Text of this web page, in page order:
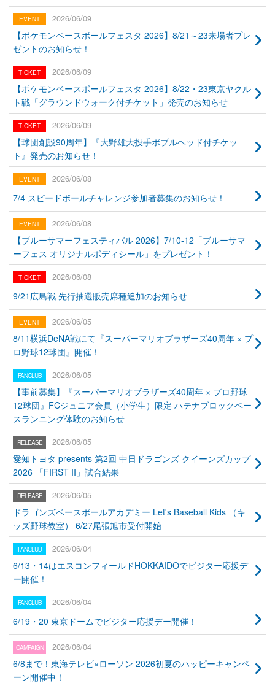
2026/06/09
【ポケモンベースボールフェスタ 2026】8/21～23来場者プレ
ゼントのお知らせ！
2026/06/09
【ポケモンベースボールフェスタ 2026】8/22・23東京ヤクル
ト戦「グラウンドウォーク付チケット」発売のお知らせ
2026/06/09
【球団創設90周年】『大野雄大投手ボブルヘッド付チケッ
ト』発売のお知らせ！
2026/06/08
7/4 スピードボールチャレンジ参加者募集のお知らせ！
2026/06/08
【ブルーサマーフェスティバル 2026】7/10-12「ブルーサマ
ーフェス オリジナルボディシール」をプレゼント！
2026/06/08
9/21広島戦 先行抽選販売席種追加のお知らせ
2026/06/05
8/11横浜DeNA戦にて『スーパーマリオブラザーズ40周年 × プ
ロ野球12球団』開催！
2026/06/05
【事前募集】『スーパーマリオブラザーズ40周年 × プロ野球
12球団』FCジュニア会員（小学生）限定 ハテナブロックベー
スランニング体験のお知らせ
2026/06/05
愛知トヨタ presents 第2回 中日ドラゴンズ クイーンズカップ
2026 「FIRST II」試合結果
2026/06/05
ドラゴンズベースボールアカデミー Let's Baseball Kids （キ
ッズ野球教室） 6/27尾張旭市受付開始
2026/06/04
6/13・14はエスコンフィールドHOKKAIDOでビジター応援デ
ー開催！
2026/06/04
6/19・20 東京ドームでビジター応援デー開催！
2026/06/04
6/8まで！東海テレビ×ローソン 2026初夏のハッピーキャンペ
ーン開催中！